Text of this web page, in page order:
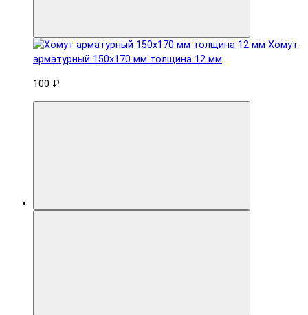
Хомут
арматурный 150x170 мм толщина 12 мм
100 ₽